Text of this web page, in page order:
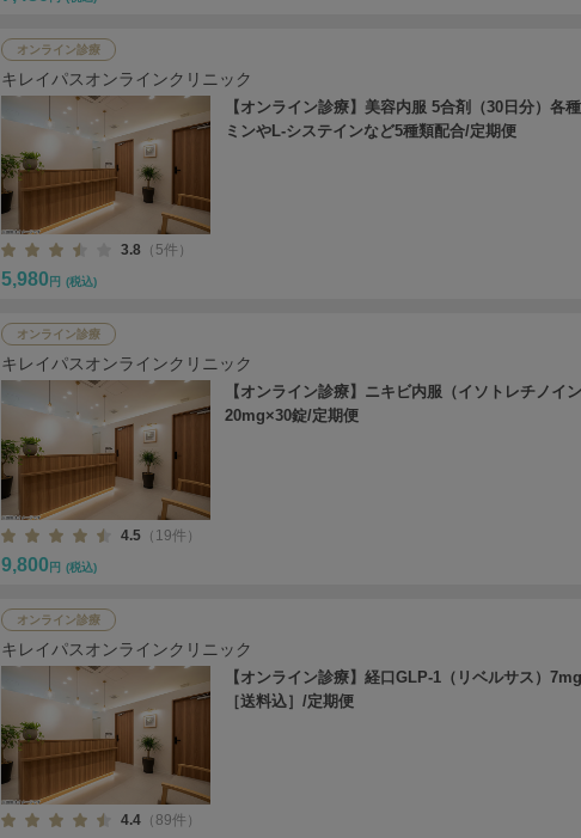
オンライン診療
キレイパスオンラインクリニック
【オンライン診療】美容内服 5合剤（30日分）各
ミンやL-システインなど5種類配合/定期便
3.8 （5件）
5,980 円 (税込)
オンライン診療
キレイパスオンラインクリニック
【オンライン診療】ニキビ内服（イソトレチノイ
20mg×30錠/定期便
4.5 （19件）
9,800 円 (税込)
オンライン診療
キレイパスオンラインクリニック
【オンライン診療】経口GLP-1（リベルサス）
［送料込］/定期便
4.4 （89件）